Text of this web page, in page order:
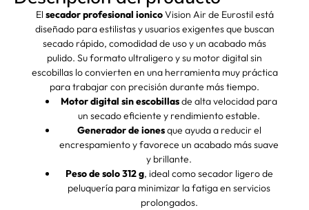
El secador profesional ionicoVision Air de Eurostil está
diseñado para estilistas y usuarios exigentes que buscan
secado rápido, comodidad de uso y un acabado más
pulido. Su formato ultraligero y su motor digital sin
escobillas lo convierten en una herramienta muy práctica
para trabajar con precisión durante más tiempo.
Motor digital sin escobillasde alta velocidad para
un secado eficiente y rendimiento estable.
Generador de ionesque ayuda a reducir el
encrespamiento y favorece un acabado más suave
y brillante.
Peso de solo 312 g, ideal como secador ligero de
peluquería para minimizar la fatiga en servicios
prolongados.